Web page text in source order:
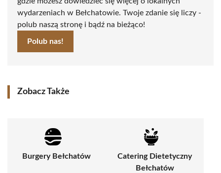
wydarzeniach w Bełchatowie. Twoje zdanie się liczy -
polub naszą stronę i bądź na bieżąco!
Polub nas!
Zobacz Także
Burgery Bełchatów
Catering Dietetyczny
Bełchatów